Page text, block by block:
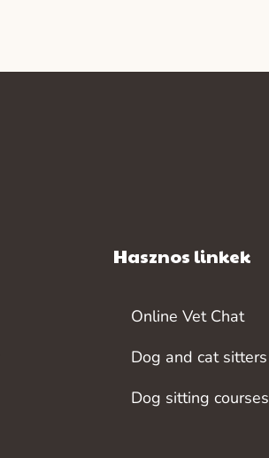
Hasznos linkek
Online Vet Chat
Dog and cat sitters
Dog sitting courses